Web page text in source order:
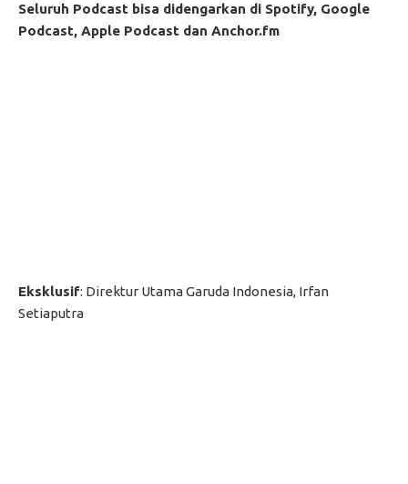
Seluruh Podcast bisa didengarkan di Spotify, Google
Podcast, Apple Podcast dan Anchor.fm
Eksklusif: Direktur Utama Garuda Indonesia, Irfan
Setiaputra